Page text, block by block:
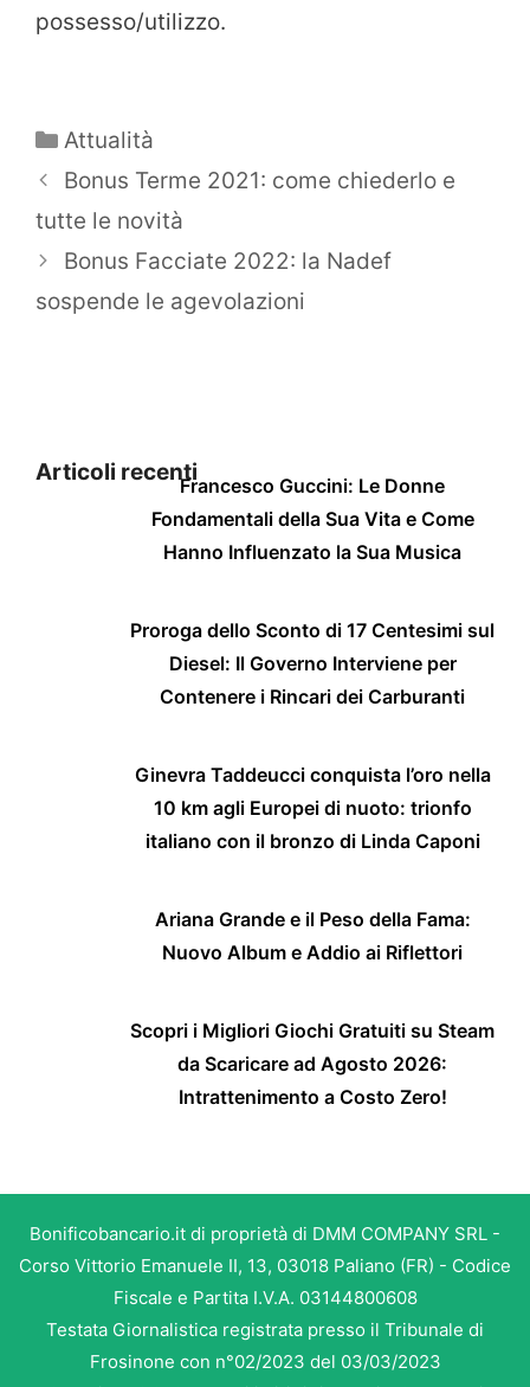
possesso/utilizzo.
Categorie
Attualità
Bonus Terme 2021: come chiederlo e
tutte le novità
Bonus Facciate 2022: la Nadef
sospende le agevolazioni
Articoli recentiFrancesco Guccini: Le Donne
Fondamentali della Sua Vita e Come
Hanno Influenzato la Sua Musica
Proroga dello Sconto di 17 Centesimi sul
Diesel: Il Governo Interviene per
Contenere i Rincari dei Carburanti
Ginevra Taddeucci conquista l’oro nella
10 km agli Europei di nuoto: trionfo
italiano con il bronzo di Linda Caponi
Ariana Grande e il Peso della Fama:
Nuovo Album e Addio ai Riflettori
Scopri i Migliori Giochi Gratuiti su Steam
da Scaricare ad Agosto 2026:
Intrattenimento a Costo Zero!
Bonificobancario.it di proprietà di DMM COMPANY SRL -
Corso Vittorio Emanuele II, 13, 03018 Paliano (FR) - Codice
Fiscale e Partita I.V.A. 03144800608
Testata Giornalistica registrata presso il Tribunale di
Frosinone con n°02/2023 del 03/03/2023